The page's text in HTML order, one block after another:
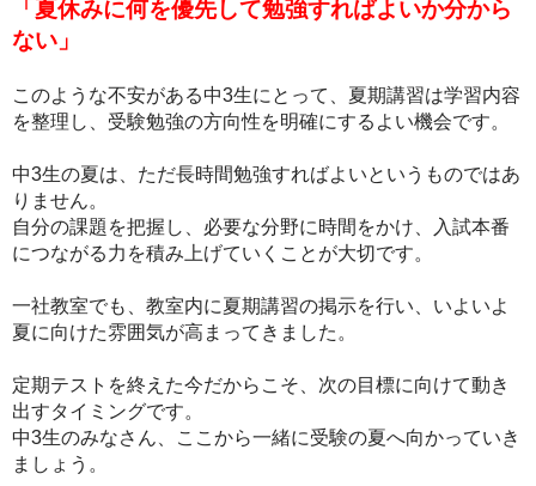
「夏休みに何を優先して勉強すればよいか分から
ない」
このような不安がある中3生にとって、夏期講習は学習内容
を整理し、受験勉強の方向性を明確にするよい機会です。
中3生の夏は、ただ長時間勉強すればよいというものではあ
りません。
自分の課題を把握し、必要な分野に時間をかけ、入試本番
につながる力を積み上げていくことが大切です。
一社教室でも、教室内に夏期講習の掲示を行い、いよいよ
夏に向けた雰囲気が高まってきました。
定期テストを終えた今だからこそ、次の目標に向けて動き
出すタイミングです。
中3生のみなさん、ここから一緒に受験の夏へ向かっていき
ましょう。